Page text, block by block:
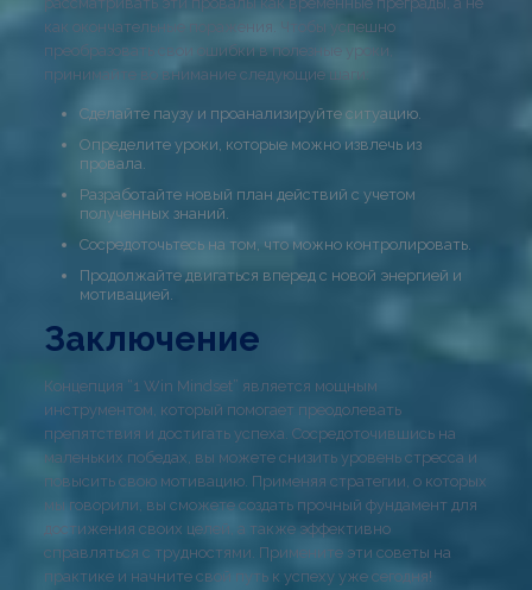
как окончательные поражения. Чтобы успешно
преобразовать свои ошибки в полезные уроки,
принимайте во внимание следующие шаги:
Сделайте паузу и проанализируйте ситуацию.
Определите уроки, которые можно извлечь из
провала.
Разработайте новый план действий с учетом
полученных знаний.
Сосредоточьтесь на том, что можно контролировать.
Продолжайте двигаться вперед с новой энергией и
мотивацией.
Заключение
Концепция “1 Win Mindset” является мощным
инструментом, который помогает преодолевать
препятствия и достигать успеха. Сосредоточившись на
маленьких победах, вы можете снизить уровень стресса и
повысить свою мотивацию. Применяя стратегии, о которых
мы говорили, вы сможете создать прочный фундамент для
достижения своих целей, а также эффективно
справляться с трудностями. Примените эти советы на
практике и начните свой путь к успеху уже сегодня!